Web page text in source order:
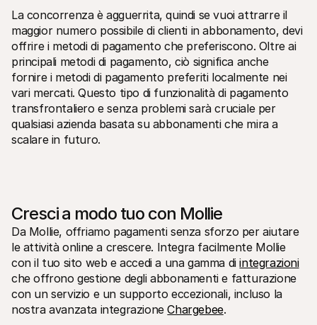
La concorrenza è agguerrita, quindi se vuoi attrarre il
maggior numero possibile di clienti in abbonamento, devi
offrire i metodi di pagamento che preferiscono. Oltre ai
principali metodi di pagamento, ciò significa anche
fornire i metodi di pagamento preferiti localmente nei
vari mercati. Questo tipo di funzionalità di pagamento
transfrontaliero e senza problemi sarà cruciale per
qualsiasi azienda basata su abbonamenti che mira a
scalare in futuro.
Cresci a modo tuo con Mollie
Da Mollie, offriamo pagamenti senza sforzo per aiutare
le attività online a crescere. Integra facilmente Mollie
con il tuo sito web e accedi a una gamma di integrazioni
che offrono gestione degli abbonamenti e fatturazione
con un servizio e un supporto eccezionali, incluso la
nostra avanzata integrazione Chargebee.